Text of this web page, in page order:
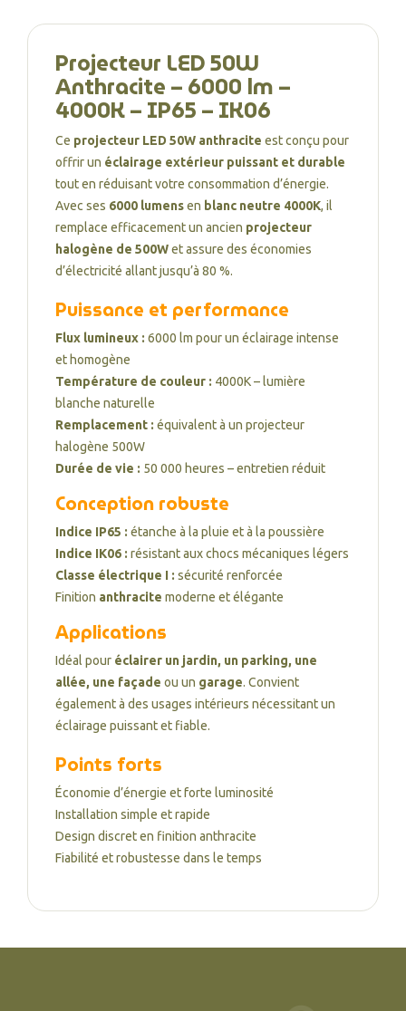
Projecteur LED 50W
Anthracite – 6000 lm –
4000K – IP65 – IK06
Ce projecteur LED 50W anthracite est conçu pour
offrir un éclairage extérieur puissant et durable
tout en réduisant votre consommation d’énergie.
Avec ses 6000 lumensen blanc neutre 4000K, il
remplace efficacement un ancien projecteur
halogène de 500Wet assure des économies
d’électricité allant jusqu’à 80 %.
Puissance et performance
Flux lumineux : 6000 lm pour un éclairage intense
et homogène
Température de couleur : 4000K – lumière
blanche naturelle
Remplacement : équivalent à un projecteur
halogène 500W
Durée de vie : 50 000 heures – entretien réduit
Conception robuste
Indice IP65 : étanche à la pluie et à la poussière
Indice IK06 : résistant aux chocs mécaniques légers
Classe électrique I : sécurité renforcée
Finition anthracite moderne et élégante
Applications
Idéal pour éclairer un jardin, un parking, une
allée, une façade ou un garage. Convient
également à des usages intérieurs nécessitant un
éclairage puissant et fiable.
Points forts
Économie d’énergie et forte luminosité
Installation simple et rapide
Design discret en finition anthracite
Fiabilité et robustesse dans le temps